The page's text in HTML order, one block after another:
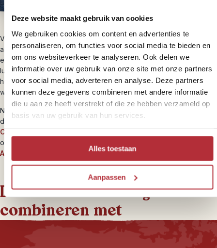
Deze website maakt gebruik van cookies
We gebruiken cookies om content en advertenties te
personaliseren, om functies voor social media te bieden en
om ons websiteverkeer te analyseren. Ook delen we
informatie over uw gebruik van onze site met onze partners
voor social media, adverteren en analyse. Deze partners
kunnen deze gegevens combineren met andere informatie
die u aan ze heeft verstrekt of die ze hebben verzameld op
basis van uw gebruik van hun services.
Alles toestaan
Aanpassen
Van het peddelen krijg je best trek, vandaar dat je na 2 uur raften
aanlegt op een zandstrand. De rafts worden op het droge gehaald
en de crew gaat aan de slag met de voorbereidingen voor de
lunch. Nu je weer vast land onder je voeten hebt kun je rustig om je
heen kijken en genieten van de omgeving. Na de lunch stap je
weer in de raft en drijf je in de volgende stroomversnelling.
Na het raften kun je je afspoelen en stap je moe maar voldaan in
de auto en vervolg je je reis naar Chitwan voor de bouwsteen
Chitwan jungle en neushoorns
ook doorreizen naar Pokhara voor actieve
Annapurna gebergte
Deze bouwsteen is goed te
combineren met